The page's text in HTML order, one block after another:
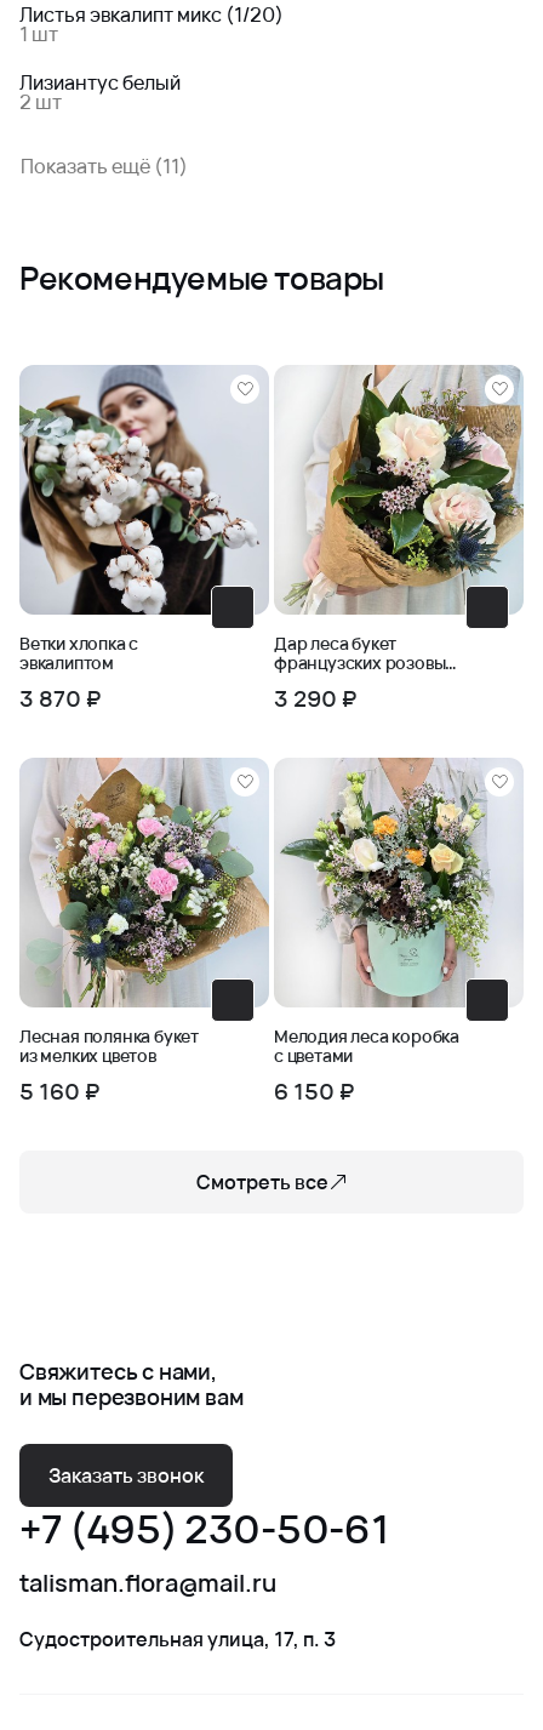
Листья эвкалипт микс (1/20)
1 шт
Лизиантус белый
2 шт
Показать ещё (11)
Рекомендуемые товары
Ветки хлопка с
эвкалиптом
3 870 ₽
Дар леса букет
французских розовых
3 290 ₽
Лесная полянка букет
из мелких цветов
5 160 ₽
Мелодия леса коробка
с цветами
6 150 ₽
Смотреть все
Свяжитесь с нами,
и мы перезвоним вам
Заказать звонок
+7 (495) 230-50-61
talisman.flora@mail.ru
Судостроительная улица, 17, п. 3